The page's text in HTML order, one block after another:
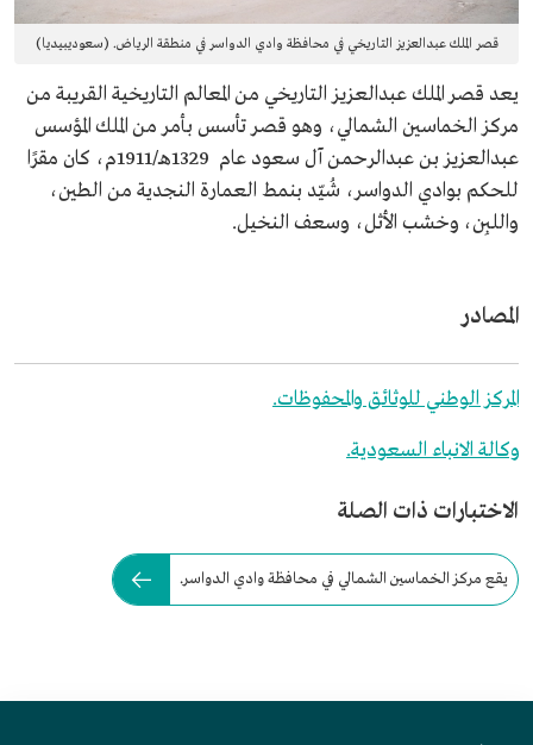
قصر الملك عبدالعزيز التاريخي في محافظة وادي الدواسر في منطقة الرياض. (سعوديبيديا)
يعد قصر الملك عبدالعزيز التاريخي من المعالم التاريخية القريبة من
مركز الخماسين الشمالي، وهو قصر تأسس بأمر من الملك المؤسس
عبدالعزيز بن عبدالرحمن آل سعود عام 1329هـ/1911م، كان مقرًا
للحكم بوادي الدواسر، شُيّد بنمط العمارة النجدية من الطين،
واللبِن، وخشب الأثل، وسعف النخيل.
المصادر
المركز الوطني للوثائق والمحفوظات.
وكالة الانباء السعودية.
الاختبارات ذات الصلة
يقع مركز الخماسين الشمالي في محافظة وادي الدواسر.